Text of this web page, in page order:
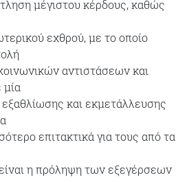
μέγιστου κέρδους, καθώς
εχθρού, με το οποίο
αντιστάσεων και
και εκμετάλλευσης
επιτακτικά για τους από τα
η πρόληψη των εξεγέρσεων